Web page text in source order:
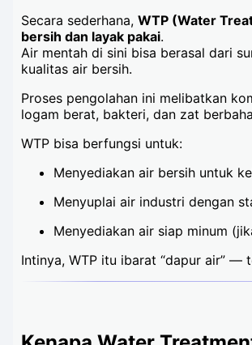
Secara sederhana, WTP (Water
bersih dan layak pakai.
Air mentah di sini bisa berasal dari
kualitas air bersih.
Proses pengolahan ini melibatkan
logam berat, bakteri, dan zat
WTP bisa berfungsi untuk:
Menyediakan air bersih untuk
Menyuplai air industri dengan
Menyediakan air siap minum
Intinya, WTP itu ibarat “dapur air” —